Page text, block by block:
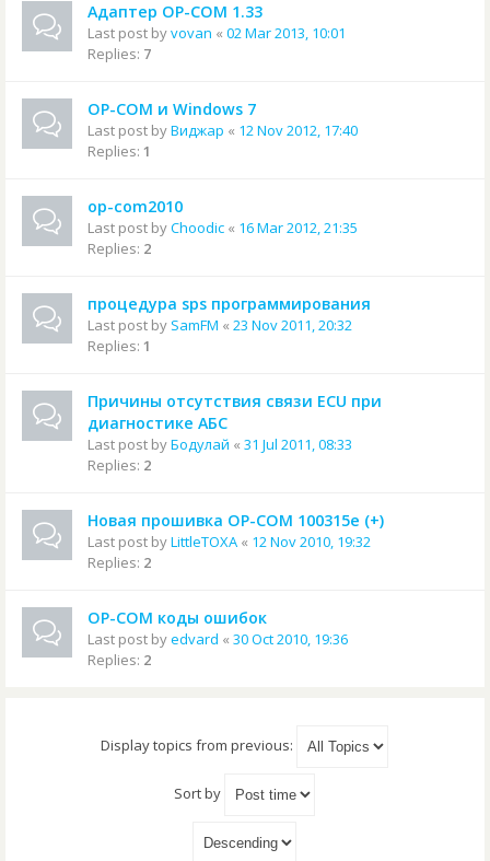
Адаптер OP-COM 1.33
Last post byvovan « 02 Mar 2013, 10:01
Replies: 7
OP-COM и Windows 7
Last post byВиджар « 12 Nov 2012, 17:40
Replies: 1
op-com2010
Last post byChoodic « 16 Mar 2012, 21:35
Replies: 2
процедура sps программирования
Last post by SamFM « 23 Nov 2011, 20:32
Replies: 1
Причины отсутствия связи ECU при
диагностике АБС
Last post byБодулай « 31 Jul 2011, 08:33
Replies: 2
Новая прошивка OP-COM 100315e (+)
Last post byLittleTOXA « 12 Nov 2010, 19:32
Replies: 2
OP-COM коды ошибок
Last post byedvard « 30 Oct 2010, 19:36
Replies: 2
Display topics from previous:
Sort by